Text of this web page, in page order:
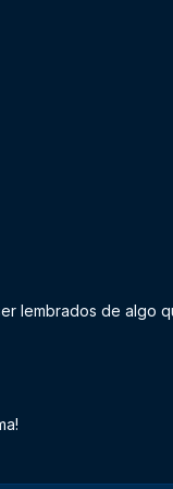
lembrados de algo